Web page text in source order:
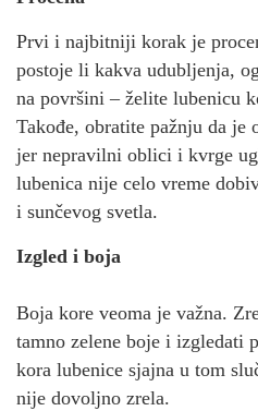
Prvi i najbitniji korak je
postoje li kakva udubljenja,
na površini – želite lubenicu
Takođe, obratite pažnju da je
jer nepravilni oblici i kvrge
lubenica nije celo vreme
i sunčevog svetla.
Izgled i boja
Boja kore veoma je važna.
tamno zelene boje i izgledati
kora lubenice sjajna u tom
nije dovoljno zrela.